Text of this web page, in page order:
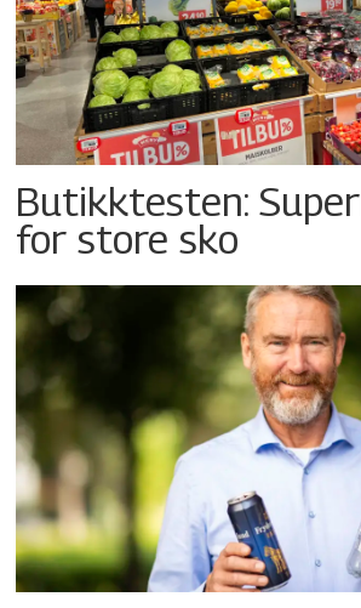
Butikktesten:
for store sko